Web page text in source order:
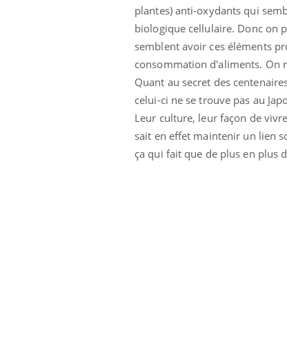
plantes) anti-oxydants qui
biologique cellulaire. Donc on
semblent avoir ces éléments
consommation d'aliments. On
Quant au secret des
celui-ci ne se trouve pas au
Leur culture, leur façon de
sait en effet maintenir un lien
ça qui fait que de plus en plus